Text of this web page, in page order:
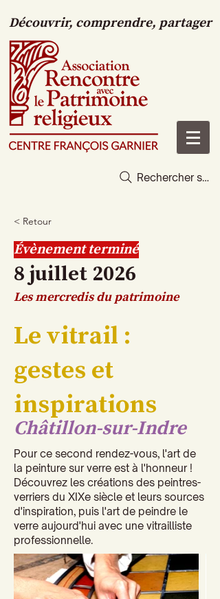
Découvrir, comprendre, partager
Rechercher sur
< Retour
Évènement terminé
8 juillet 2026
Les mercredis du patrimoine
Le vitrail :
gestes et
inspirations
Châtillon-sur-Indre
Pour ce second rendez-vous, l'art de
la peinture sur verre est à l'honneur !
Découvrez les créations des peintres-
verriers du XIXe siècle et leurs sources
d'inspiration, puis l'art de peindre le
verre aujourd'hui avec une vitrailliste
professionnelle.